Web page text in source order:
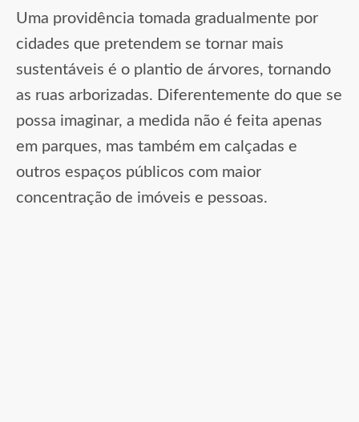
Uma providência tomada gradualmente por
cidades que pretendem se tornar mais
sustentáveis é o plantio de árvores, tornando
as ruas arborizadas. Diferentemente do que se
possa imaginar, a medida não é feita apenas
em parques, mas também em calçadas e
outros espaços públicos com maior
concentração de imóveis e pessoas.